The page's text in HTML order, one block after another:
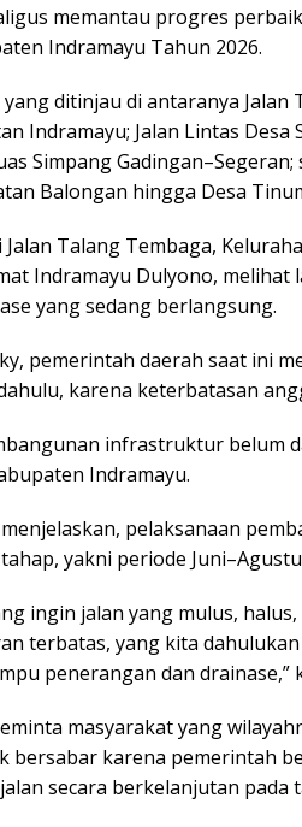
memantau progres
Indramayu Tahun 2026.
ditinjau di antaranya Jalan
Indramayu; Jalan Lintas Desa
Simpang
Balongan hingga Desa
Talang Tembaga,
Indramayu Dulyono,
yang sedang berlangsung.
pemerintah daerah saat ini
karena keterbatasan
infrastruktur belum
Indramayu.
pelaksanaan
yakni periode
ingin jalan yang mulus,
terbatas, yang kita
penerangan dan drainase,”
masyarakat yang
bersabar karena pemerintah
secara berkelanjutan pada